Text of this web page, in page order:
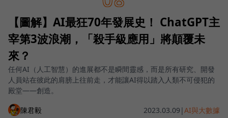
【圖解】AI最狂70年發展史！ ChatGPT主
宰第3波浪潮，「殺手級應用」將顛覆未
來？
任何AI（人工智慧）的進展都不是瞬間靈感，而是所有研究、開發
人員站在彼此的肩膀上往前走，才能讓AI得以踏入人類不可侵犯的
殿堂——創造。
陳君毅 2023.03.09 |AI與大數據